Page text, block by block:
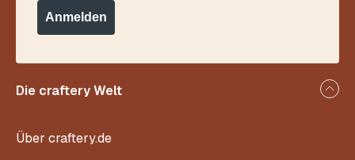
Die craftery Welt
Über craftery.de
Anmelden